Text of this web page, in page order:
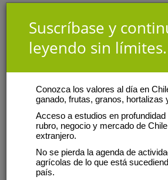
Suscríbase y
leyendo sin límites.
Conozca los valores al día en
ganado, frutas, granos, hortalizas
Acceso a estudios en profundidad
rubro, negocio y mercado de Chile
extranjero.
No se pierda la agenda de
agrícolas de lo que está
país.